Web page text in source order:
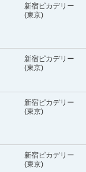
新宿ピカデリー
(東京)
新宿ピカデリー
(東京)
新宿ピカデリー
(東京)
新宿ピカデリー
(東京)